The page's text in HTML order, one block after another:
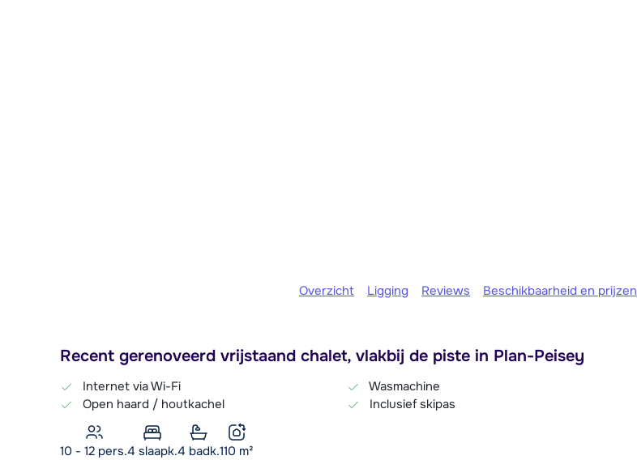
Overzicht Ligging Reviews Beschikbaarheid en prijzen
Recent gerenoveerd vrijstaand chalet, vlakbij de piste in Plan-Peisey
Internet via Wi-Fi
Open haard / houtkachel
Wasmachine
Inclusief skipas
10 - 12 pers.4 slaapk.4 badk.110 m²